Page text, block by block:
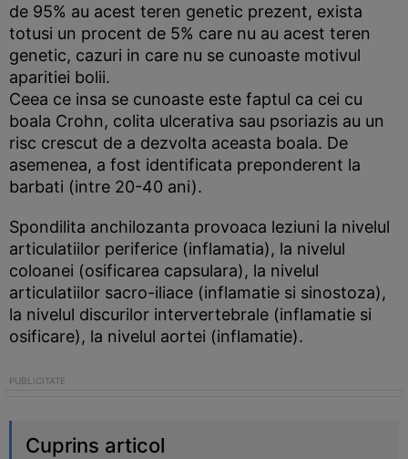
de 95% au acest teren genetic prezent, exista
totusi un procent de 5% care nu au acest teren
genetic, cazuri in care nu se cunoaste motivul
aparitiei bolii.
Ceea ce insa se cunoaste este faptul ca cei cu
boala Crohn, colita ulcerativa sau psoriazis au un
risc crescut de a dezvolta aceasta boala. De
asemenea, a fost identificata preponderent la
barbati (intre 20-40 ani).
Spondilita anchilozanta provoaca leziuni la nivelul
articulatiilor periferice (inflamatia), la nivelul
coloanei (osificarea capsulara), la nivelul
articulatiilor sacro-iliace (inflamatie si sinostoza),
la nivelul discurilor intervertebrale (inflamatie si
osificare), la nivelul aortei (inflamatie).
Cuprins articol